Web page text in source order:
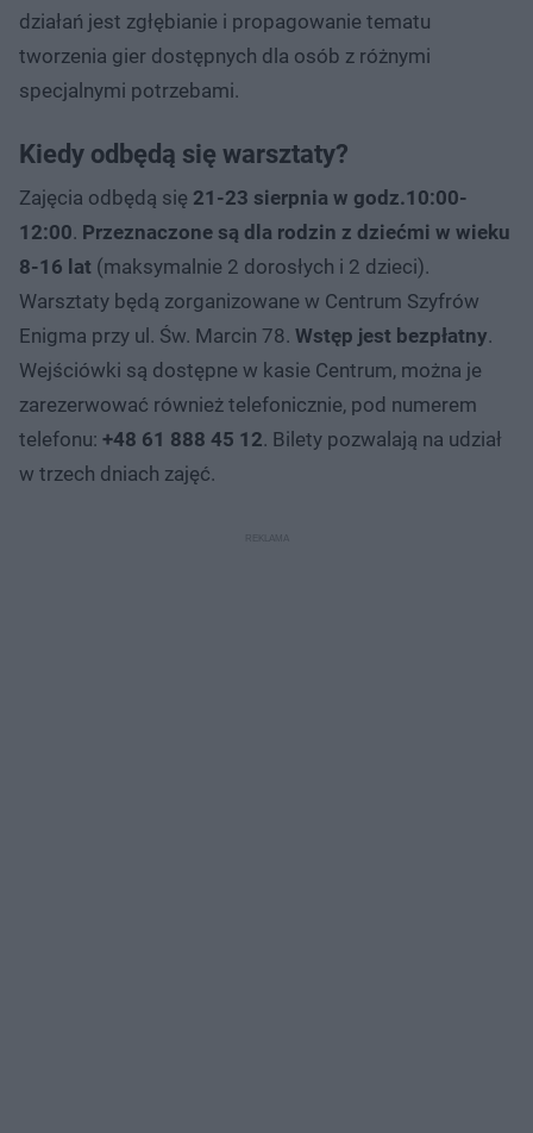
działań jest zgłębianie i propagowanie tematu
tworzenia gier dostępnych dla osób z różnymi
specjalnymi potrzebami.
Kiedy odbędą się warsztaty?
Zajęcia odbędą się 21-23 sierpnia w godz.10:00-
12:00. Przeznaczone są dla rodzin z dziećmi w wieku
8-16 lat (maksymalnie 2 dorosłych i 2 dzieci).
Warsztaty będą zorganizowane w Centrum Szyfrów
Enigma przy ul. Św. Marcin 78. Wstęp jest bezpłatny.
Wejściówki są dostępne w kasie Centrum, można je
zarezerwować również telefonicznie, pod numerem
telefonu: +48 61 888 45 12. Bilety pozwalają na udział
w trzech dniach zajęć.